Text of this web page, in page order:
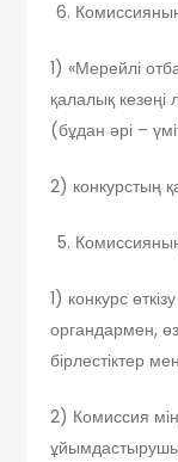
1) «Мерейлі
қалалық кезеңі
(бұдан әрі –
2) конкурстың
1) конкурс
органдармен,
бірлестіктер
2) Комиссия